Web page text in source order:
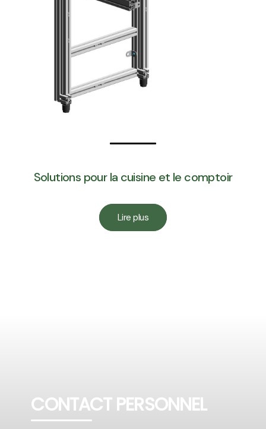
Solutions pour la cuisine et le comptoir
Lire plus
CONTACT PERSONNEL